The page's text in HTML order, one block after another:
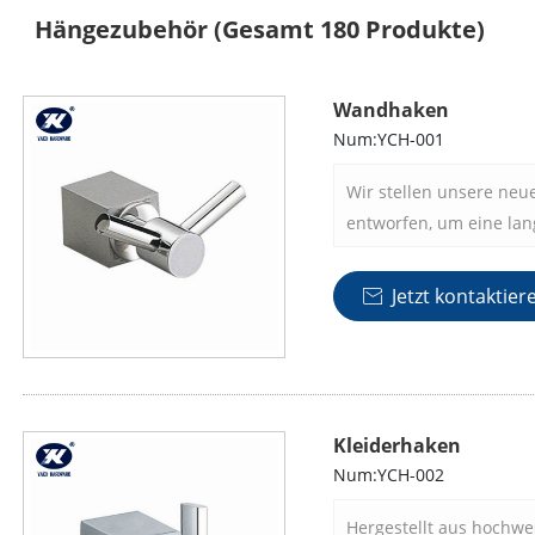
Hängezubehör(Gesamt 180 Produkte)
Wandhaken
Num:YCH-001
Wir stellen unsere
entworfen, um eine
bieten. Unsere
gefertigt und sorgen
Wandhaken sind die
Funktionalität und Stil
 Jetzt
Kleiderhaken
Num:YCH-002
Hergestellt aus